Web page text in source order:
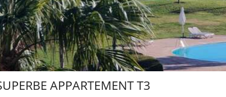
APPARTEMENT T3